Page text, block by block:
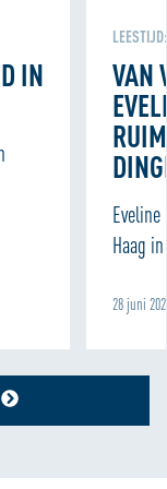
IN
VAN
Haag
28 juni